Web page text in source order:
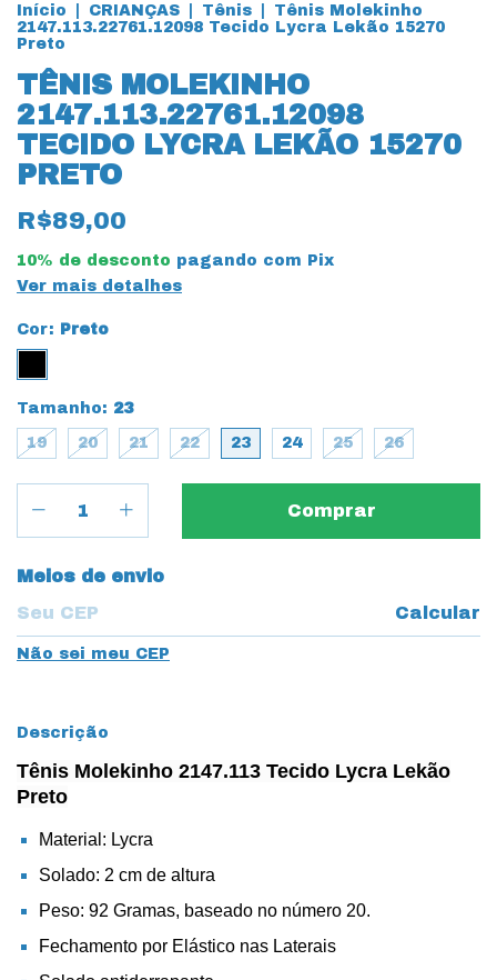
Início CRIANÇAS Tênis
Tênis Molekinho
2147.113.22761.12098 Tecido Lycra Lekão 15270
Preto
TÊNIS MOLEKINHO
2147.113.22761.12098
TECIDO LYCRA LEKÃO 15270
PRETO
R$89,00
10% de desconto pagando com Pix
Ver mais detalhes
Cor: Preto
Tamanho: 23
19 20 21 22 23 24 25 26
Entregas para o CEP:
Meios de envio
Calcular
Não sei meu CEP
Descrição
Tênis Molekinho 2147.113 Tecido Lycra Lekão
Preto
Material: Lycra
Solado: 2 cm de altura
Peso: 92 Gramas, baseado no número 20.
Fechamento por Elástico nas Laterais